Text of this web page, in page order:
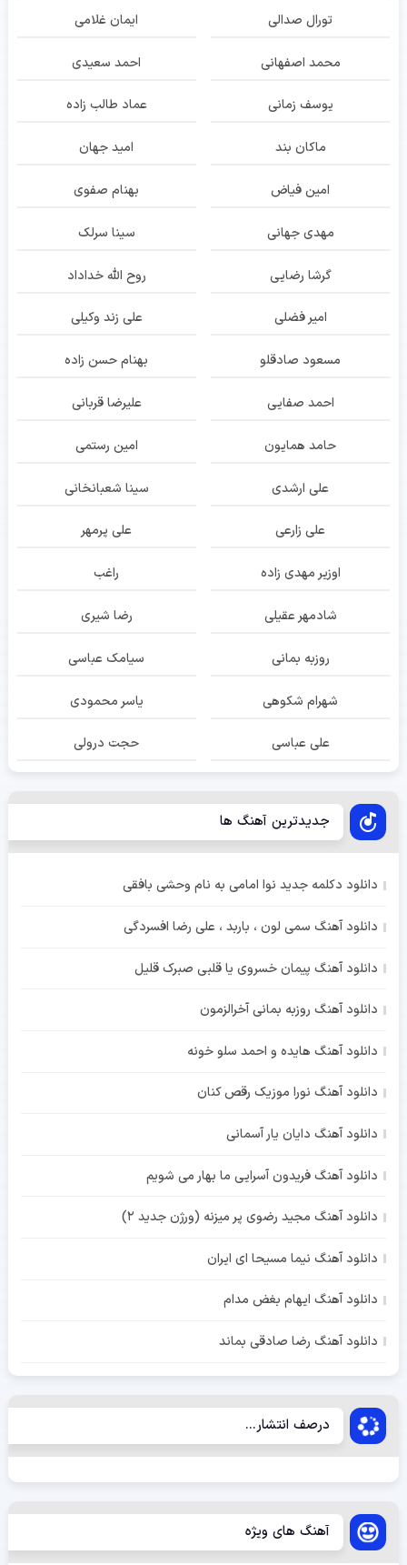
تورال صدالی ایمان غلامی
محمد اصفهانی احمد سعیدی
یوسف زمانی عماد طالب زاده
ماکان بند امید جهان
امین فیاض بهنام صفوی
مهدی جهانی سینا سرلک
گرشا رضایی روح الله خداداد
امیر فضلی علی زند وکیلی
مسعود صادقلو بهنام حسن زاده
احمد صفایی علیرضا قربانی
حامد همایون امین رستمی
علی ارشدی سینا شعبانخانی
علی زارعی علی پرمهر
اوزیر مهدی زاده راغب
شادمهر عقیلی رضا شیری
روزبه بمانی سیامک عباسی
شهرام شکوهی یاسر محمودی
علی عباسی حجت درولی
جدیدترین آهنگ ها
دانلود دکلمه جدید نوا امامی به نام وحشی بافقی
دانلود آهنگ سمی لون ، باربد ، علی رضا افسردگی
دانلود آهنگ پیمان خسروی یا قلبی صبرک قلیل
دانلود آهنگ روزبه بمانی آخرالزمون
دانلود آهنگ هایده و احمد سلو خونه
دانلود آهنگ نورا موزیک رقص کنان
دانلود آهنگ دایان یار آسمانی
دانلود آهنگ فریدون آسرایی ما بهار می شویم
دانلود آهنگ مجید رضوی پر میزنه (ورژن جدید 2)
دانلود آهنگ نیما مسیحا ای ایران
دانلود آهنگ ایهام بغض مدام
دانلود آهنگ رضا صادقی بماند
درصف انتشار...
آهنگ های ویژه